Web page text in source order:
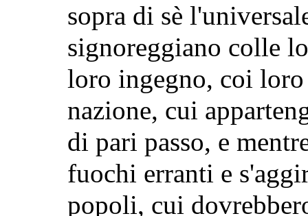
sopra di sè
signoreggiano colle
loro ingegno, coi
nazione, cui
di pari passo, e
fuochi erranti e
popoli, cui